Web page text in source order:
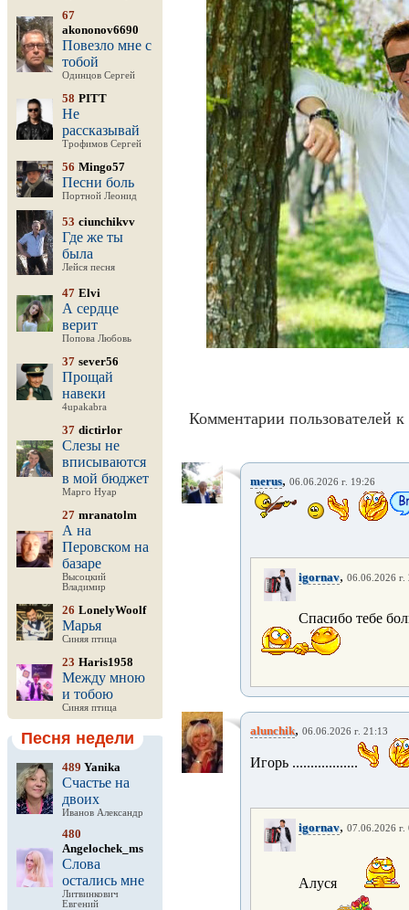
67
akononov6690
Повезло мне с
тобой
Одинцов Сергей
58 PITT
Не
рассказывай
Трофимов Сергей
56 Mingo57
Песни боль
Портной Леонид
53 ciunchikvv
Где же ты
была
Лейся песня
47 Elvi
А сердце
верит
Попова Любовь
37 sever56
Прощай
навеки
4upakabra
37 dictirlor
Слезы не
вписываются
в мой бюджет
Марго Нуар
27 mranatolm
А на
Перовском на
базаре
Высоцкий
Владимир
26 LonelyWoolf
Марья
Синяя птица
23 Haris1958
Между мною
и тобою
Синяя птица
Песня недели
489 Yanika
Счастье на
двоих
Иванов Александр
480
Angelochek_ms
Слова
остались мне
Литвинкович
Евгений
Комментарии пользователей к
merus, 06.06.2026 г. 19:26
igornav, 06.06.2026 г.
Спасибо тебе
alunchik, 06.06.2026 г. 21:13
Игорь ..................
igornav, 07.06.2026 г.
Алуся